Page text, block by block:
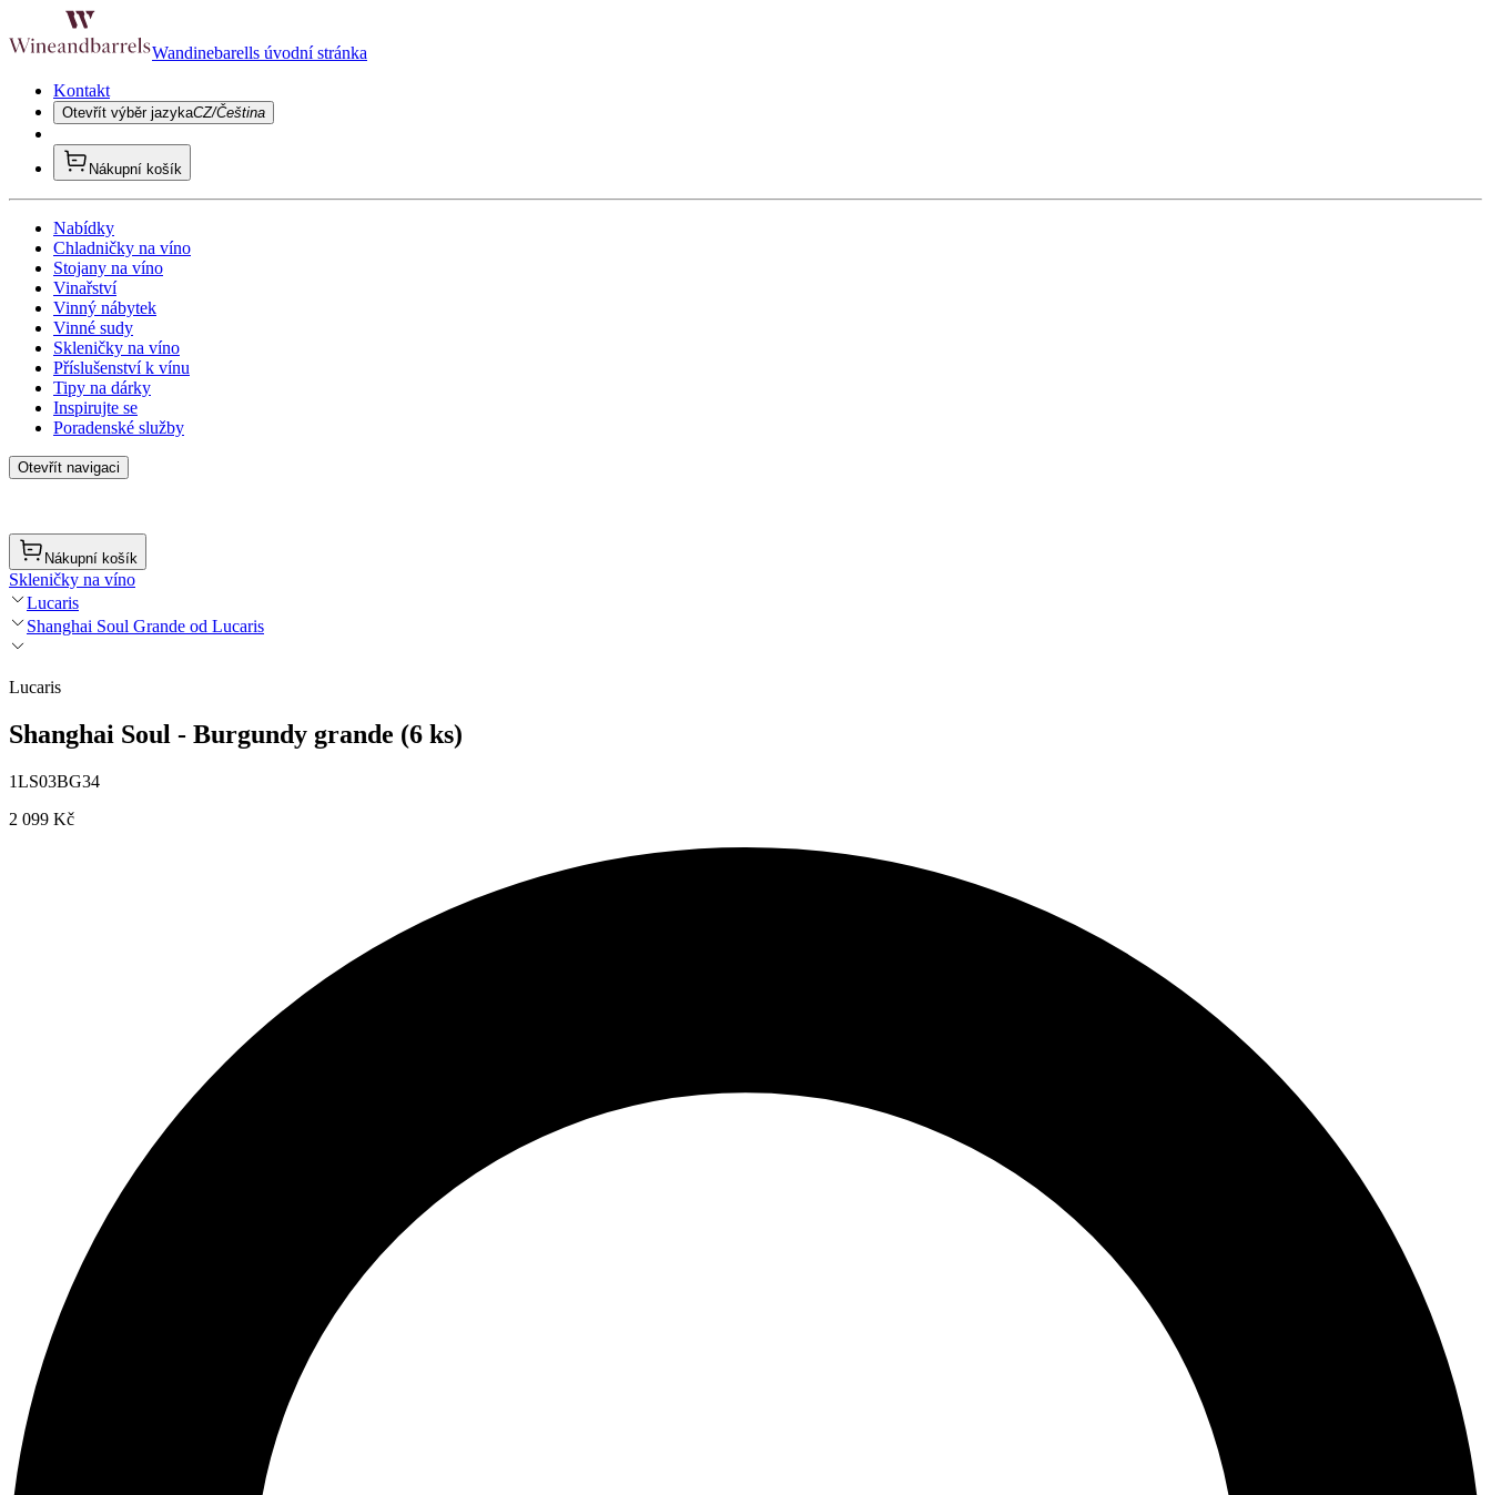
Wandinebarells úvodní stránka
Kontakt
Otevřít výběr jazykaCZ/Čeština
Nákupní košík
Nabídky
Chladničky na víno
Stojany na víno
Vinařství
Vinný nábytek
Vinné sudy
Skleničky na víno
Příslušenství k vínu
Tipy na dárky
Inspirujte se
Poradenské služby
Otevřít navigaci
Nákupní košík
Skleničky na víno
Lucaris
Shanghai Soul Grande od Lucaris
Lucaris
Shanghai Soul - Burgundy grande (6 ks)
1LS03BG34
2 099 Kč